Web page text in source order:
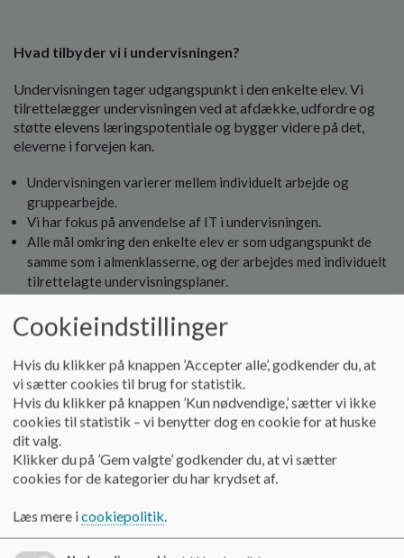
Hvad tilbyder vi i undervisningen?
Undervisningen tager udgangspunkt i den enkelte elev. Vi
tilrettelægger undervisningen ved at afdække, udfordre og
støtte elevens læringspotentiale og bygger videre på det,
eleverne i forvejen kan.
Undervisningen varierer mellem individuelt arbejde og
gruppearbejde.
Vi har fokus på anvendelse af IT i undervisningen.
Alle mål omkring den enkelte elev er som udgangspunkt de
samme som i almenklasserne, og der arbejdes med individuelt
tilrettelagte undervisningsplaner.
Vi arbejder med at styrke den enkelte elevs sociale
kompetencer og færdigheder for at udvikle elevens evne til
at indgå i et positivt fællesskab. Vi har særligt fokus på at
inkludere eleven i sociale sammenhænge - i og uden for
skoletilbuddet.
Forældresamarbejde
Cookieindstillinger
Hvis du klikker på knappen ’Accepter alle’, godkender du, at
vi sætter cookies til brug for statistik.
Hvis du klikker på knappen ’Kun nødvendige,’ sætter vi ikke
cookies til statistik – vi benytter dog en cookie for at huske
dit valg.
Klikker du på ’Gem valgte’ godkender du, at vi sætter
cookies for de kategorier du har krydset af.
Læs mere icookiepolitik.